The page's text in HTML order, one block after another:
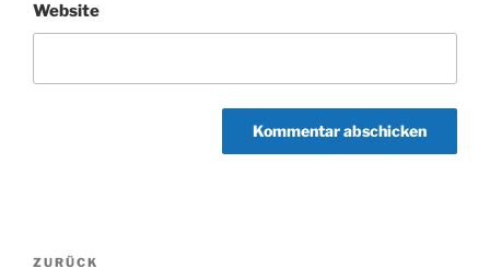
Website
Beitragsnavigation
Vorheriger
ZURÜCK